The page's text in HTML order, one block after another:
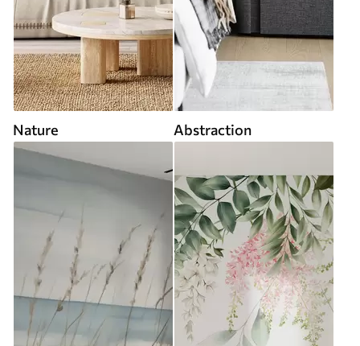
Nature Abstraction